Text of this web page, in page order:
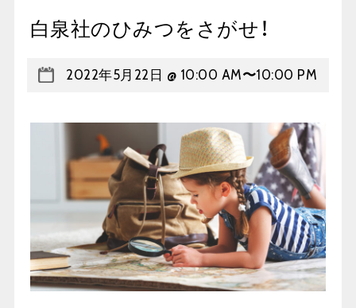
白泉社のひみつをさがせ！
2022年5月22日 @ 10:00 AM〜10:00 PM